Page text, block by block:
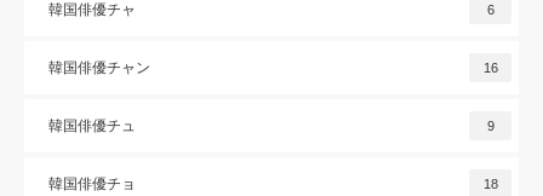
韓国俳優チャ 6
韓国俳優チャン 16
韓国俳優チュ 9
韓国俳優チョ 18